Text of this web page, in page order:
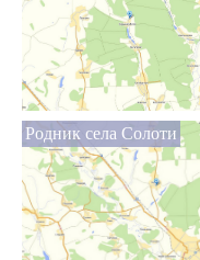
Родник села Солоти